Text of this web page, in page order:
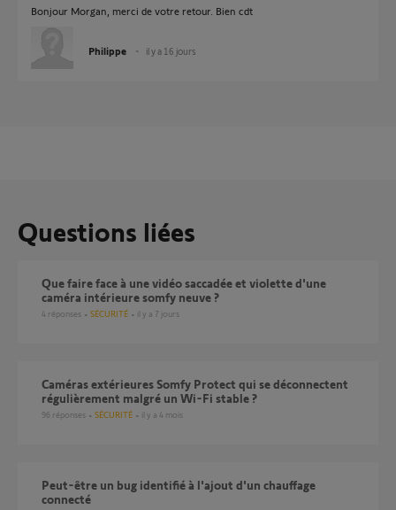
Bonjour Morgan, merci de votre retour. Bien cdt
Philippe il y a 16 jours
Questions liées
Que faire face à une vidéo saccadée et violette d'une
caméra intérieure somfy neuve ?
4 réponses SÉCURITÉ il y a 7 jours
Caméras extérieures Somfy Protect qui se déconnectent
régulièrement malgré un Wi-Fi stable ?
96 réponses SÉCURITÉ il y a 4 mois
Peut-être un bug identifié à l'ajout d'un chauffage
connecté